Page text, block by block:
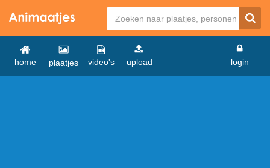
home plaatjes video's upload login